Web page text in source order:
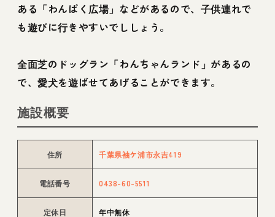
ある「わんぱく広場」などがあるので、子供連れで
も遊びに行きやすいでししょう。
全面芝のドッグラン「わんちゃんランド」があるの
で、愛犬を遊ばせてあげることができます。
施設概要
住所 千葉県袖ケ浦市永吉419
電話番号 0438-60-5511
定休日 年中無休